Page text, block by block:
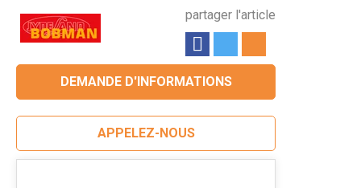
partager l'article
DEMANDE D'INFORMATIONS
APPELEZ-NOUS